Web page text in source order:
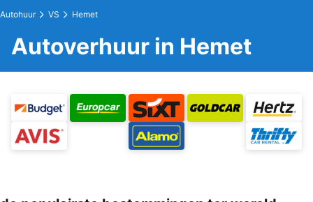
Autohuur VS Hemet
Autoverhuur in Hemet